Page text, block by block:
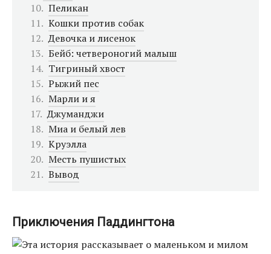
Пеликан
Кошки против собак
Девочка и лисенок
Бейб: четвероногий малыш
Тигриный хвост
Рыжий пес
Марли и я
Джуманджи
Миа и белый лев
Круэлла
Месть пушистых
Вывод
Приключения Паддингтона